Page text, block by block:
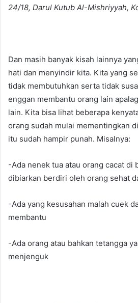
24/18, Darul Kutub Al-Mishriyyah,
Dan masih banyak kisah lainnya
hati dan menyindir kita. Kita yang
tidak membutuhkan serta tidak
enggan membantu orang lain
lain. Kita bisa lihat beberapa
orang sudah mulai mementingkan
itu sudah hampir punah. Misalnya:
-Ada nenek tua atau orang cacat di
dibiarkan berdiri oleh orang sehat
-Ada yang kesusahan malah cuek
membantu
-Ada orang atau bahkan tetangga
menjenguk